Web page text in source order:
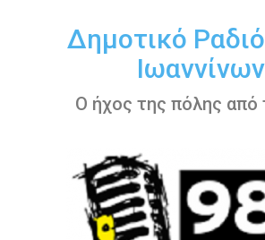
περιεχόμενοΔημοτικό
Ιωαννίνων
Ο ήχος της πόλης από